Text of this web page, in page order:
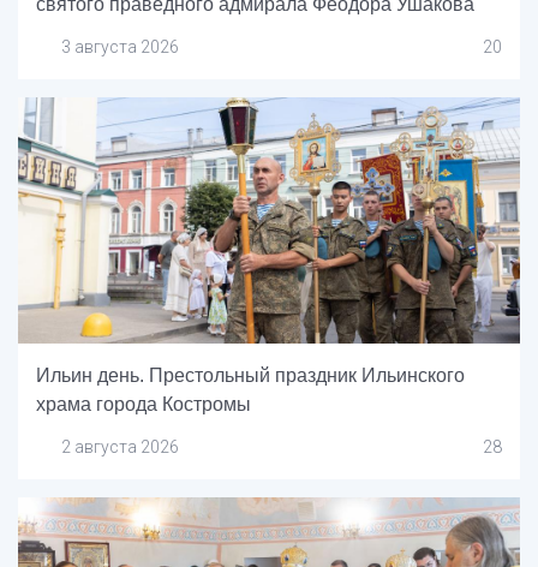
святого праведного адмирала Феодора Ушакова
3 августа 2026 20
Ильин день. Престольный праздник Ильинского
храма города Костромы
2 августа 2026 28